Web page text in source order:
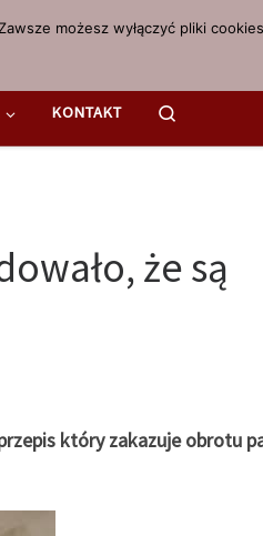
KONTAKT
że są
który zakazuje obrotu
możesz wyłączyć pliki